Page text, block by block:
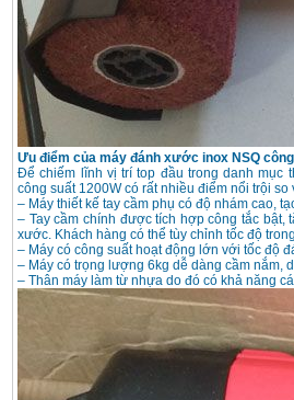
Ưu điểm của máy đánh xước inox NSQ
Để chiếm lĩnh vị trí top đầu trong danh mục
công suất 1200W có rất nhiều điểm nổi trội
– Máy thiết kế tay cầm phụ có độ nhám cao,
– Tay cầm chính được tích hợp công tắc bật,
xước. Khách hàng có thể tùy chỉnh tốc độ
– Máy có công suất hoạt động lớn với tốc độ
– Máy có trọng lượng 6kg dễ dàng cầm nắm,
– Thân máy làm từ nhựa do đó có khả năng